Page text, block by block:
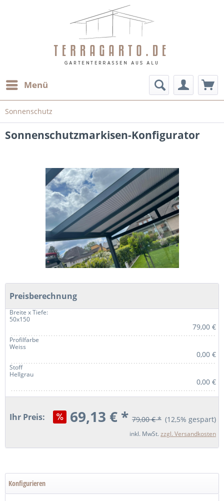
Menü
Sonnenschutz
Sonnenschutzmarkisen-Konfigurator
Preisberechnung
Breite x Tiefe:
50x150
79,00 €
Profilfarbe
Weiss
0,00 €
Stoff
Hellgrau
0,00 €
Ihr Preis: 69,13 € * 79,00 € * (12,5% gespart)
inkl. MwSt.zzgl. Versandkosten
Konfigurieren